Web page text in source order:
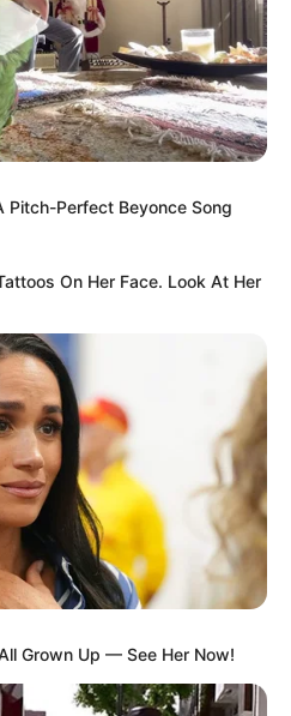
chevaux les plus en vue du
grands noms de la presse
Turf, Dauphiné-Libéré,
des Courses, Le
l’Indépendant, Ouest-
Turf, RTL, Sud Ouest, Tiercé
End et Zone-Turf, et bien
avec l’aide du Logiciel 100%
Logique ou avec des
Pitch-Perfect Beyonce Song
On Her Face. Look At Her
Grown Up — See Her Now!